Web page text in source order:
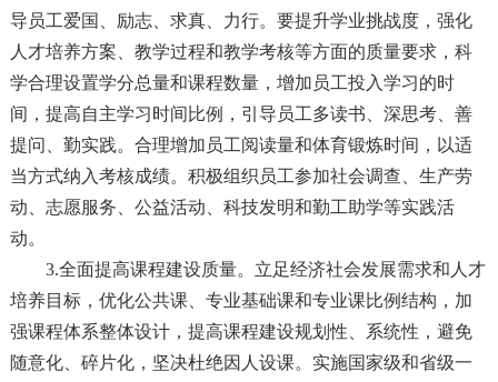
导员工爱国、励志、求真、力行。要提升学业挑战度，强化
人才培养方案、教学过程和教学考核等方面的质量要求，科
学合理设置学分总量和课程数量，增加员工投入学习的时
间，提高自主学习时间比例，引导员工多读书、深思考、善
提问、勤实践。合理增加员工阅读量和体育锻炼时间，以适
当方式纳入考核成绩。积极组织员工参加社会调查、生产劳
动、志愿服务、公益活动、科技发明和勤工助学等实践活
动。
3.全面提高课程建设质量。立足经济社会发展需求和人才
培养目标，优化公共课、专业基础课和专业课比例结构，加
强课程体系整体设计，提高课程建设规划性、系统性，避免
随意化、碎片化，坚决杜绝因人设课。实施国家级和省级一